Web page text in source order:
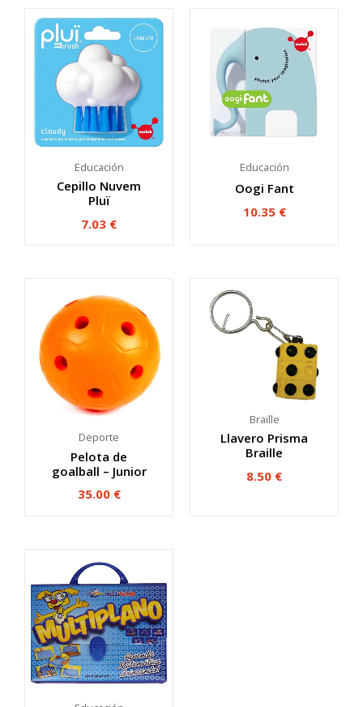
Educación
Cepillo Nuvem
Pluï
7.03 €
Educación
Oogi Fant
10.35 €
Deporte
Pelota de
goalball – Junior
35.00 €
Braille
Llavero Prisma
Braille
8.50 €